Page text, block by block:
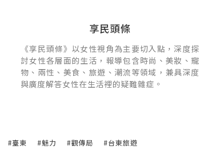
享民頭條
《享民頭條》以女性視角為主要切入點，深度探
討女性各層面的生活，報導包含時尚、美妝、寵
物、兩性、美食、旅遊、潮流等領域，兼具深度
與廣度解答女性在生活裡的疑難雜症。
#臺東 #魅力 #觀傳局 #台東旅遊